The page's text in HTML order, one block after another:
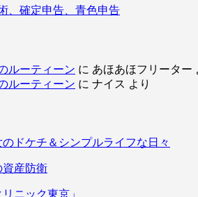
、確定申告、青色申告
ルーティーン に あほあほフリーター
ルーティーン に ナイス より
ドケチ＆シンプルライフな日々
資産防衛
リニック東京」